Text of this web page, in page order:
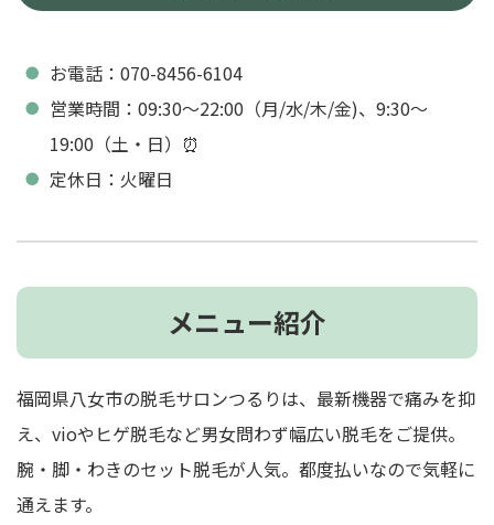
お電話：070-8456-6104
営業時間：09:30～22:00（月/水/木/金)、9:30～
19:00（土・日）⏰
定休日：火曜日
メニュー紹介
福岡県八女市の脱毛サロンつるりは、最新機器で痛みを抑
え、vioやヒゲ脱毛など男女問わず幅広い脱毛をご提供。
腕・脚・わきのセット脱毛が人気。都度払いなので気軽に
通えます。